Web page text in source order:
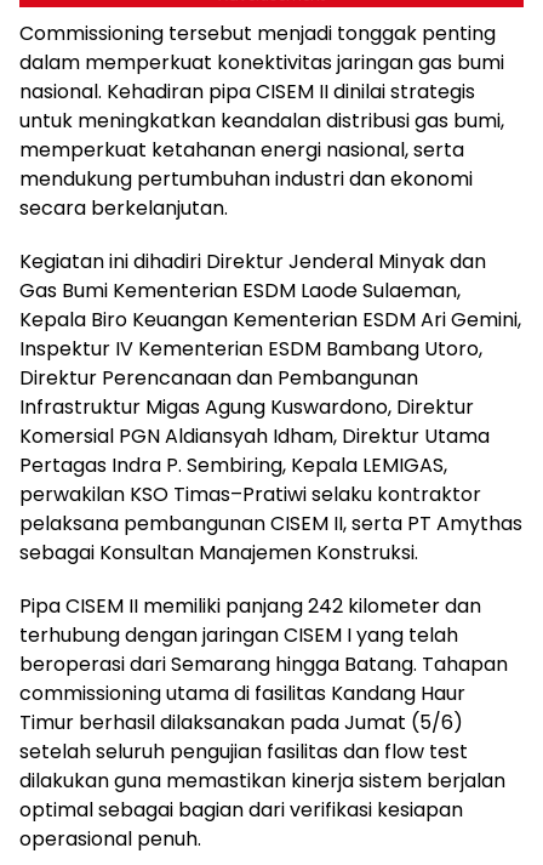
Commissioning tersebut menjadi tonggak penting
dalam memperkuat konektivitas jaringan gas bumi
nasional. Kehadiran pipa CISEM II dinilai strategis
untuk meningkatkan keandalan distribusi gas bumi,
memperkuat ketahanan energi nasional, serta
mendukung pertumbuhan industri dan ekonomi
secara berkelanjutan.
Kegiatan ini dihadiri Direktur Jenderal Minyak dan
Gas Bumi Kementerian ESDM Laode Sulaeman,
Kepala Biro Keuangan Kementerian ESDM Ari Gemini,
Inspektur IV Kementerian ESDM Bambang Utoro,
Direktur Perencanaan dan Pembangunan
Infrastruktur Migas Agung Kuswardono, Direktur
Komersial PGN Aldiansyah Idham, Direktur Utama
Pertagas Indra P. Sembiring, Kepala LEMIGAS,
perwakilan KSO Timas–Pratiwi selaku kontraktor
pelaksana pembangunan CISEM II, serta PT Amythas
sebagai Konsultan Manajemen Konstruksi.
Pipa CISEM II memiliki panjang 242 kilometer dan
terhubung dengan jaringan CISEM I yang telah
beroperasi dari Semarang hingga Batang. Tahapan
commissioning utama di fasilitas Kandang Haur
Timur berhasil dilaksanakan pada Jumat (5/6)
setelah seluruh pengujian fasilitas dan flow test
dilakukan guna memastikan kinerja sistem berjalan
optimal sebagai bagian dari verifikasi kesiapan
operasional penuh.